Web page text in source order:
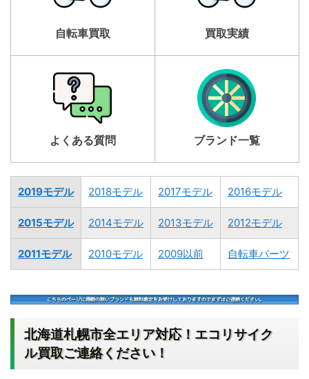
自転車買取 買取実績
よくある質問 ブランド一覧
2019モデル 2018モデル 2017モデル 2016モデル
2015モデル 2014モデル 2013モデル 2012モデル
2011モデル 2010モデル 2009以前 自転車パーツ
北海道札幌市全エリア対応！エコリサイク
ル買取ご連絡ください！